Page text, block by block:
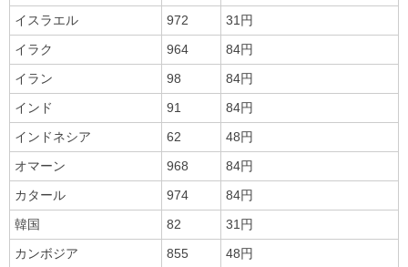
イスラエル
972
31円
イラク
964
84円
イラン
98
84円
インド
91
84円
インドネシア
62
48円
オマーン
968
84円
カタール
974
84円
韓国
82
31円
カンボジア
855
48円